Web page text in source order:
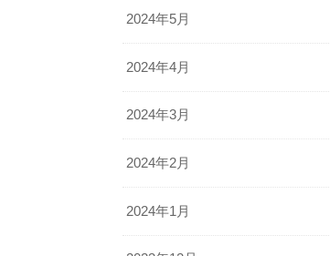
2024年5月
2024年4月
2024年3月
2024年2月
2024年1月